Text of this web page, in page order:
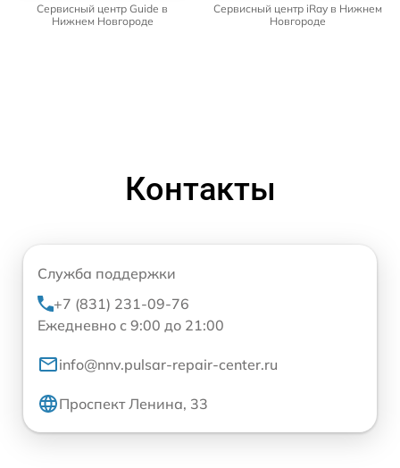
Сервисный центр Guide в
Нижнем Новгороде
Сервисный центр iRay в Нижнем
Новгороде
Контакты
Служба поддержки
+7 (831) 231-09-76
Ежедневно с 9:00 до 21:00
info@nnv.pulsar-repair-center.ru
Проспект Ленина, 33